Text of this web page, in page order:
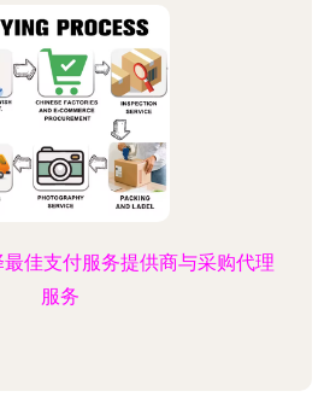
佳支付服务提供商与采购代理
服务